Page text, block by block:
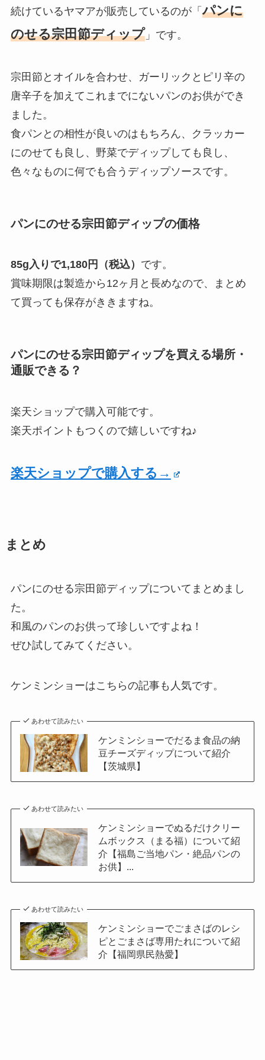
続けているヤマアが販売しているのが「パンに
のせる宗田節ディップ」です。
宗田節とオイルを合わせ、ガーリックとピリ辛の
唐辛子を加えてこれまでにないパンのお供ができ
ました。
食パンとの相性が良いのはもちろん、クラッカー
にのせても良し、野菜でディップしても良し、
色々なものに何でも合うディップソースです。
パンにのせる宗田節ディップの価格
85g入りで1,180円 （税込） です。
賞味期限は製造から12ヶ月と長めなので、まとめ
て買っても保存がききますね。
パンにのせる宗田節ディップを買える場所・
通販できる？
楽天ショップで購入可能です。
楽天ポイントもつくので嬉しいですね♪
楽天ショップで購入する→
まとめ
パンにのせる宗田節ディップについてまとめまし
た。
和風のパンのお供って珍しいですよね！
ぜひ試してみてください。
ケンミンショーはこちらの記事も人気です。
あわせて読みたい
ケンミンショーでだるま食品の納
豆チーズディップについて紹介
【茨城県】
あわせて読みたい
ケンミンショーでぬるだけクリー
ムボックス（まる福）について紹
介【福島ご当地パン・絶品パンの
お供】...
あわせて読みたい
ケンミンショーでごまさばのレシ
ピとごまさば専用たれについて紹
介【福岡県民熱愛】